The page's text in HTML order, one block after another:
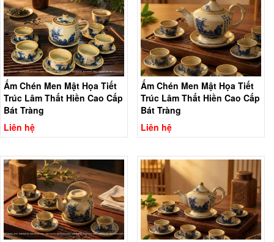
Ấm Chén Men Mật Họa Tiết
Trúc Lâm Thất Hiền Cao Cấp
Bát Tràng
Liên hệ
Ấm Chén Men Mật Họa Tiết
Trúc Lâm Thất Hiền Cao Cấp
Bát Tràng
Liên hệ